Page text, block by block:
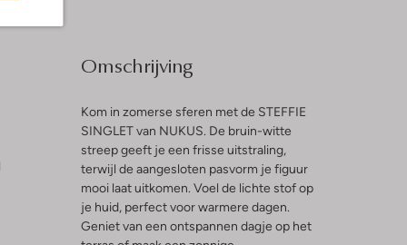
Omschrijving
Kom in zomerse sferen met de STEFFIE
SINGLET van NUKUS. De bruin-witte
streep geeft je een frisse uitstraling,
terwijl de aangesloten pasvorm je figuur
mooi laat uitkomen. Voel de lichte stof op
je huid, perfect voor warmere dagen.
Geniet van een ontspannen dagje op het